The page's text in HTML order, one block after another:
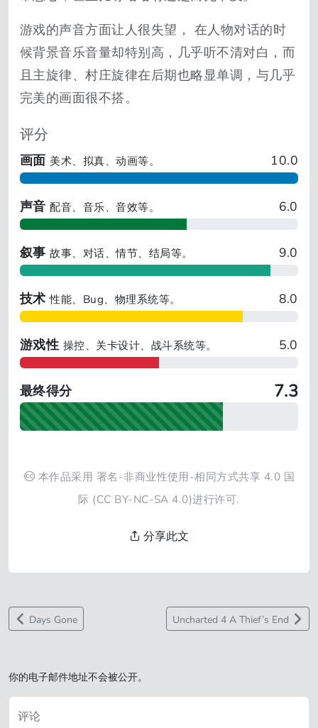
游戏的声音方面让人很失望， 在人物对话的时
候背景音乐音量却特别高，几乎听不清对白，而
且主旋律、村庄旋律在后期也略显单调，与几乎
完美的画面很不搭。
评分
画面 美术、拟真、动画等。 10.0
声音 配音、音乐、音效等。 6.0
叙事 故事、对话、情节、结局等。 9.0
技术 性能、Bug、物理系统等。 8.0
游戏性 操控、关卡设计、战斗系统等。 5.0
最终得分 7.3
本作品采用 署名-非商业性使用-相同方式共享 4.0 国
际 (CC BY-NC-SA 4.0)进行许可.
分享此文
Days Gone Uncharted 4 A Thief’s End
你的电子邮件地址不会被公开。
评论